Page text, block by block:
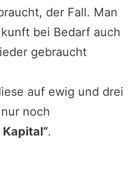
der Fall. Man
bei Bedarf auch
gebraucht
auf ewig und drei
noch
Kapital“.